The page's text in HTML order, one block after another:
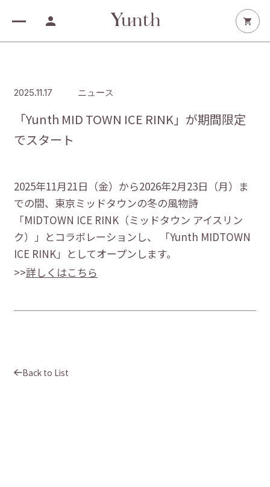
2025.11.17 ニュース
「Yunth MID TOWN ICE RINK」が期間限定
でスタート
2025年11月21日（金）から2026年2月23日（月）ま
での間、東京ミッドタウンの冬の風物詩
「MIDTOWN ICE RINK（ミッドタウン アイスリン
ク）」とコラボレーションし、 「Yunth MIDTOWN
ICE RINK」としてオープンします。
>>詳しくはこちら
Back to List
White care
生VCシートマスク
クッションファンデーション
生VC美白クリーム
美白シートマスク
生VCクレンジングクリーム
生VCホワイトクリアフォーム
マルチスクエアシートマスク
フュージョンクレンジング
Aging care
生VAダーマ美容液
生VAシートマスク
Soothing care
生PDRN美容液
生PDRNシートマスク
Others
美白ハンドセラム
生VCトーンアップUV
生VCリップ美容液
リポソーム生ビタミンC
Special gift
Beauty device
Yunth Deep Boost
My page
Information
Shop List
Login